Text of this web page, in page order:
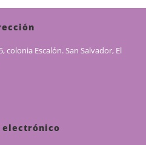
colonia Escalón. San Salvador, El
electrónico